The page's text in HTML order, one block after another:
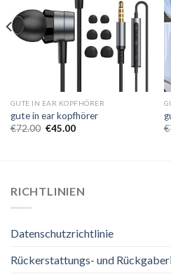
GUTE IN EAR KOPFHÖRER
gute in ear kopfhörer
€72.00 €45.00
€
RICHTLINIEN
Datenschutzrichtlinie
Rückerstattungs- und